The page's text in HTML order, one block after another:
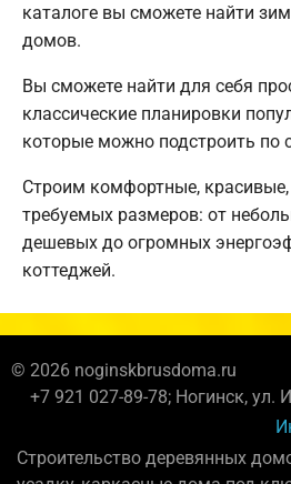
каталоге вы сможете найти
домов.
Вы сможете найти для себя
классические планировки
которые можно подстроить по
Строим комфортные,
требуемых размеров: от
дешевых до огромных
коттеджей.
© 2026 noginskbrusdoma.ru
+7 921 027-89-78; Ногинск, ул.
Строительство деревянных